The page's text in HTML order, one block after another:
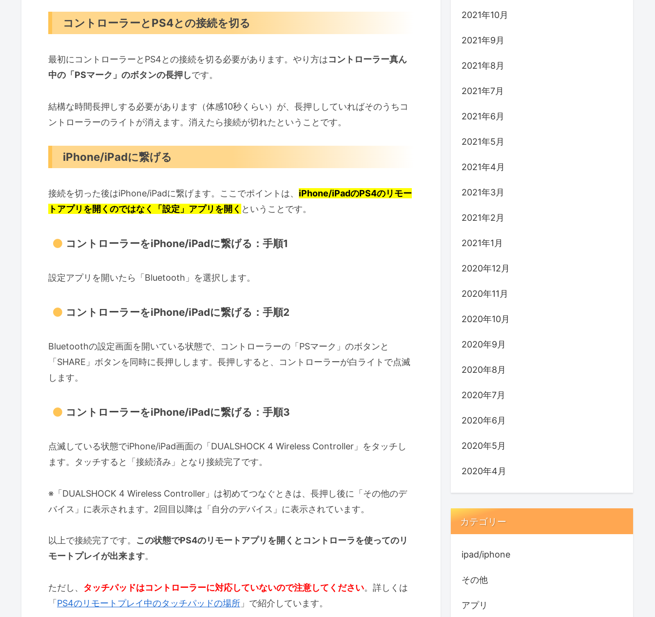
コントローラーとPS4との接続を切る
最初にコントローラーとPS4との接続を切る必要があります。やり方はコントローラー真ん
中の「PSマーク」のボタンの長押しです。
結構な時間長押しする必要があります（体感10秒くらい）が、長押ししていればそのうちコ
ントローラーのライトが消えます。消えたら接続が切れたということです。
iPhone/iPadに繋げる
接続を切った後はiPhone/iPadに繋げます。ここでポイントは、 iPhone/iPadのPS4のリモー
トアプリを開くのではなく「設定」アプリを開く ということです。
コントローラーをiPhone/iPadに繋げる：手順1
設定アプリを開いたら「Bluetooth」を選択します。
コントローラーをiPhone/iPadに繋げる：手順2
Bluetoothの設定画面を開いている状態で、コントローラーの「PSマーク」のボタンと
「SHARE」ボタンを同時に長押しします。長押しすると、コントローラーが白ライトで点滅
します。
コントローラーをiPhone/iPadに繋げる：手順3
点滅している状態でiPhone/iPad画面の「DUALSHOCK 4 Wireless Controller」をタッチし
ます。タッチすると「接続済み」となり接続完了です。
※「DUALSHOCK 4 Wireless Controller」は初めてつなぐときは、長押し後に「その他のデ
バイス」に表示されます。2回目以降は「自分のデバイス」に表示されています。
以上で接続完了です。 この状態でPS4のリモートアプリを開くとコントローラを使ってのリ
モートプレイが出来ます。
ただし、 タッチパッドはコントローラーに対応していないので注意してください。詳しくは
「PS4のリモートプレイ中のタッチパッドの場所 」で紹介しています。
2021年10月
2021年9月
2021年8月
2021年7月
2021年6月
2021年5月
2021年4月
2021年3月
2021年2月
2021年1月
2020年12月
2020年11月
2020年10月
2020年9月
2020年8月
2020年7月
2020年6月
2020年5月
2020年4月
カテゴリー
ipad/iphone
その他
アプリ